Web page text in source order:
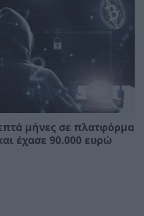
μήνες σε πλατφόρμα
έχασε 90.000 ευρώ